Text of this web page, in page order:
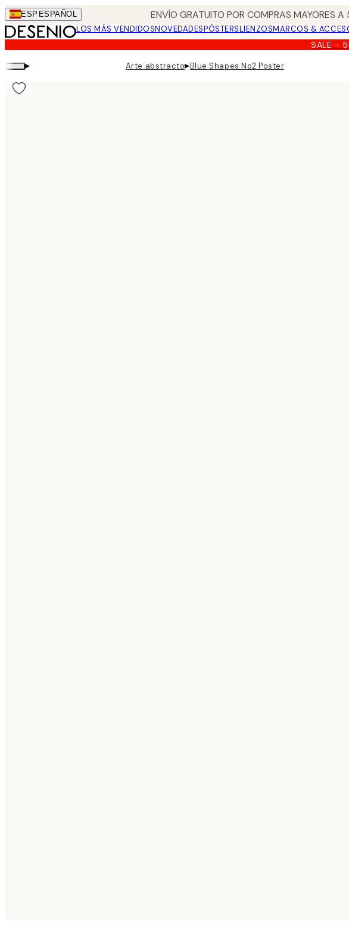
Skip
to
main
content.
ESP ESPAÑOL ENVÍO GRATUITO POR COMPRAS MAYORES
LOS MÁS VENDIDOSNOVEDADESPÓSTERSLIENZOSMARCOS &
SALE -
▸ Arte abstracto▸Blue Shapes No2 Poster